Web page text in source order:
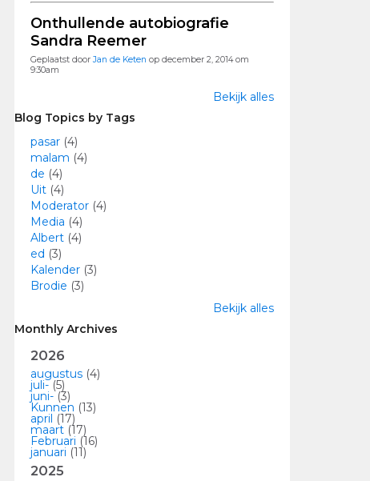
Onthullende autobiografie
Sandra Reemer
Geplaatst doorJan de Keten op december 2, 2014 om
9:30am
Bekijk alles
Blog Topics by Tags
pasar (4)
malam (4)
de (4)
Uit (4)
Moderator (4)
Media (4)
Albert (4)
ed (3)
Kalender (3)
Brodie (3)
Bekijk alles
Monthly Archives
2026
augustus (4)
juli-(5)
juni-(3)
Kunnen (13)
april (17)
maart (17)
Februari (16)
januari (11)
2025